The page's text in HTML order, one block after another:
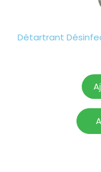
Détartrant